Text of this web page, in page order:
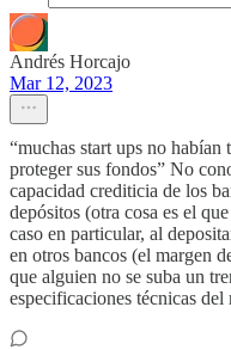
Andrés Horcajo
Mar 12, 2023
“muchas start ups no
proteger sus fondos” No
capacidad crediticia de los
depósitos (otra cosa es el
caso en particular, al
en otros bancos (el margen
que alguien no se suba un
especificaciones técnicas del